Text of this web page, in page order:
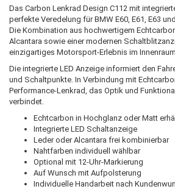
Das Carbon Lenkrad Design C112 mit
perfekte Veredelung für BMW E60, E61, E63
Die Kombination aus hochwertigem
Alcantara sowie einer modernen
einzigartiges Motorsport-Erlebnis im Innenraum.
Die integrierte LED Anzeige informiert den
und Schaltpunkte. In Verbindung mit
Performance-Lenkrad, das Optik und
verbindet.
Echtcarbon in Hochglanz oder Matt
Integrierte LED Schaltanzeige
Leder oder Alcantara frei kombinierbar
Nahtfarben individuell wählbar
Optional mit 12-Uhr-Markierung
Auf Wunsch mit Aufpolsterung
Individuelle Handarbeit nach